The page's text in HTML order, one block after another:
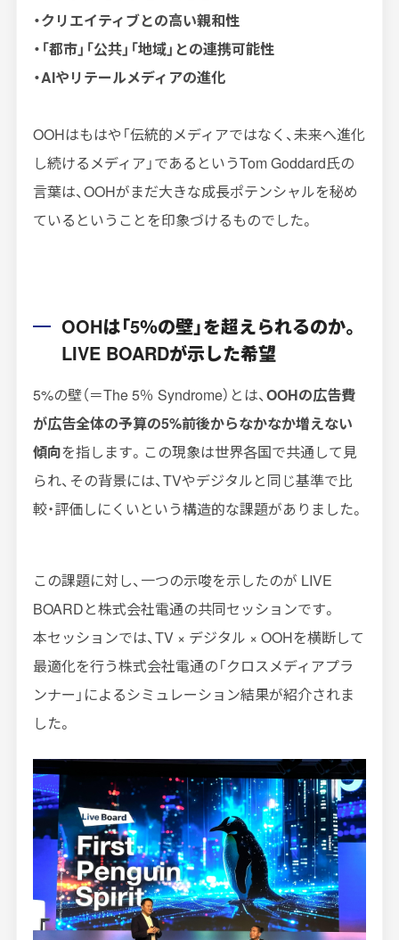
・クリエイティブとの高い親和性
・「都市」「公共」「地域」との連携可能性
・AIやリテールメディアの進化
OOHはもはや「伝統的メディアではなく、未来へ進化
し続けるメディア」であるというTom Goddard氏の
言葉は、OOHがまだ大きな成長ポテンシャルを秘め
ているということを印象づけるものでした。
OOHは「5％の壁」を超えられるのか。
LIVE BOARDが示した希望
5%の壁（＝The 5％ Syndrome）とは、OOHの広告費
が広告全体の予算の5%前後からなかなか増えない
傾向を指します。この現象は世界各国で共通して見
られ、その背景には、TVやデジタルと同じ基準で比
較・評価しにくいという構造的な課題がありました。
この課題に対し、一つの示唆を示したのが LIVE
BOARDと株式会社電通の共同セッションです。
本セッションでは、TV × デジタル × OOHを横断して
最適化を行う株式会社電通の「クロスメディアプラ
ンナー」によるシミュレーション結果が紹介されま
した。